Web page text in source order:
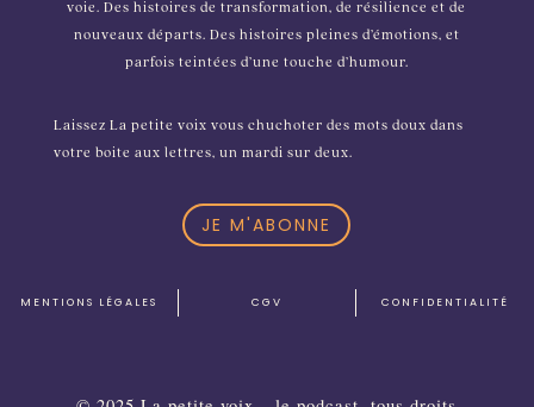
voie. Des histoires de transformation, de résilience et de
nouveaux départs. Des histoires pleines d’émotions, et
parfois teintées d’une touche d’humour.
Laissez La petite voix vous chuchoter des mots doux dans
votre boite aux lettres, un mardi sur deux.
JE M'ABONNE
MENTIONS L ÉGALES CGV CONFIDENTIALIT É